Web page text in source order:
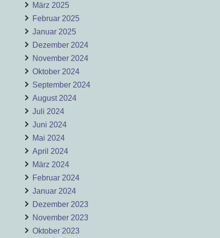
März 2025
Februar 2025
Januar 2025
Dezember 2024
November 2024
Oktober 2024
September 2024
August 2024
Juli 2024
Juni 2024
Mai 2024
April 2024
März 2024
Februar 2024
Januar 2024
Dezember 2023
November 2023
Oktober 2023